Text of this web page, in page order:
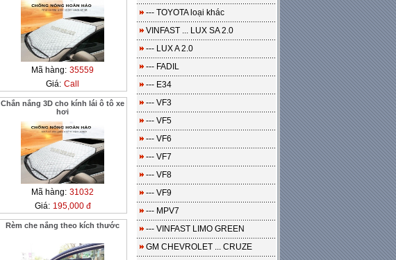
Mã hàng: 35559
Giá: Call
Chắn nắng 3D cho kính lái ô tô xe
hơi
Mã hàng: 31032
Giá: 195,000 đ
Rèm che nắng theo kích thước
--- TOYOTA loại khác
VINFAST ... LUX SA 2.0
--- LUX A 2.0
--- FADIL
--- E34
--- VF3
--- VF5
--- VF6
--- VF7
--- VF8
--- VF9
--- MPV7
--- VINFAST LIMO GREEN
GM CHEVROLET ... CRUZE